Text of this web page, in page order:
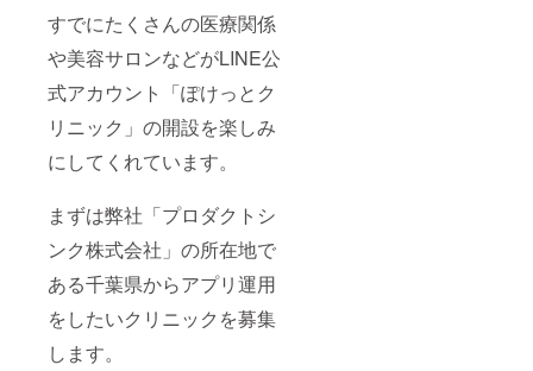
すでにたくさんの医療関係
や美容サロンなどがLINE公
式アカウント「ぽけっとク
リニック」の開設を楽しみ
にしてくれています。
まずは弊社「プロダクトシ
ンク株式会社」の所在地で
ある千葉県からアプリ運用
をしたいクリニックを募集
します。